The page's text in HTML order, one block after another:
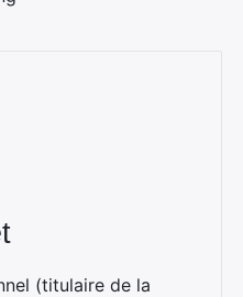
(titulaire de la